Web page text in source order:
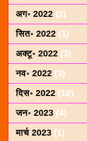
अग॰ 2022 (2)
सित॰ 2022 (1)
अक्टू॰ 2022 (3)
नव॰ 2022 (3)
दिस॰ 2022 (10)
जन॰ 2023 (4)
मार्च 2023 (1)